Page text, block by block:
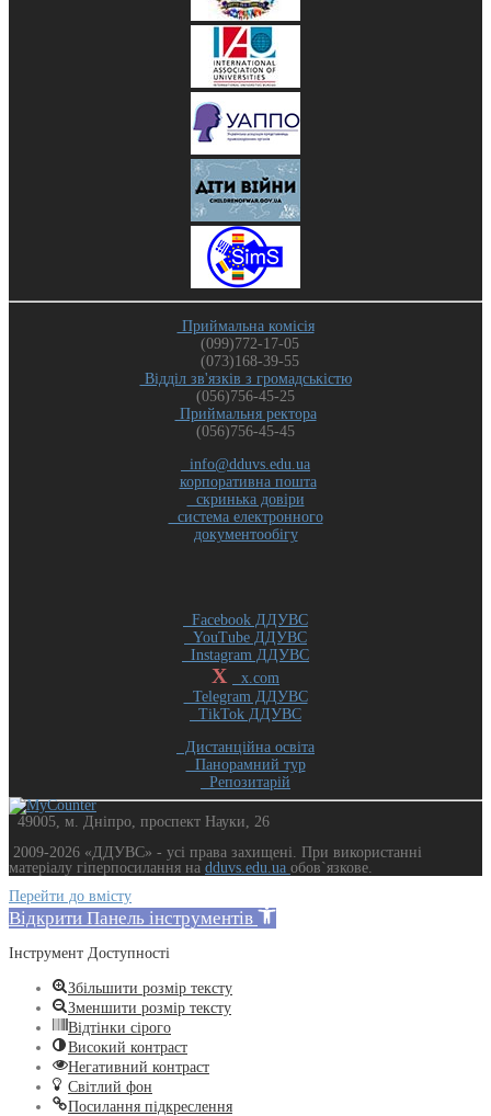
Приймальна комісія
(099)772-17-05
(073)168-39-55
Відділ зв'язків з громадськістю
(056)756-45-25
Приймальня ректора
(056)756-45-45
info@dduvs.edu.ua
корпоративна пошта
скринька довіри
система електронного
документообігу
Facebook ДДУВС
YouTube ДДУВС
Instagram ДДУВС
X
x.com
Telegram ДДУВС
TikTok ДДУВС
Дистанційна освіта
Панорамний тур
Репозитарій
49005, м. Дніпро, проспект Науки, 26
2009-2026 «ДДУВС» - усi права захищенi. При використанні
матеріалу гіперпосилання на dduvs.edu.ua обов`язкове.
Перейти до вмісту
Відкрити Панель інструментів
Інструмент Доступності
Збільшити розмір тексту
Зменшити розмір тексту
Відтінки сірого
Високий контраст
Негативний контраст
Світлий фон
Посилання підкреслення